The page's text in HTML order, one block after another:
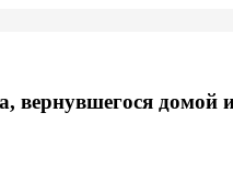
вернувшегося домой